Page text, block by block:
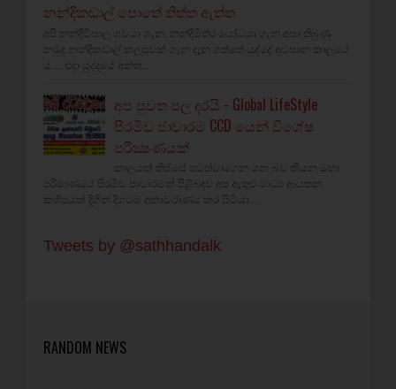
නන්දිකඩාල් පොතේ තිත්ත ඇත්ත
අපි නන්දිවිසාල ගවයා ගැන, නන්දිමිත්ර යෝධයා ගැන අසා තිබුණු
නමුදු නන්දිකඩාල් කලපුවක් ගැන දැන ගත්තේ යුද්දේ අවසාන කාලයේ
ය.... එදා යුද්දයේ අන්ත...
අප පුවත පල දරයි - Global LifeStyle
පිරමීඩ ජාවාරම CCD යෙන් විශේෂ
පරීක්‍ෂණයක්‌
කාලයක්‌ තිස්‌සේ පවත්වාගෙන යන බව කියන මහා
පරිමාණයේ පිරමීඩ ජාවාරමක්‌ පිළිබඳව අප ඇතුළු මාධ්‍ය ආයතන
කහිපයක් දිගින් දිගටම අනාවරාණය කර සිටියා...
Tweets by @sathhandalk
RANDOM NEWS